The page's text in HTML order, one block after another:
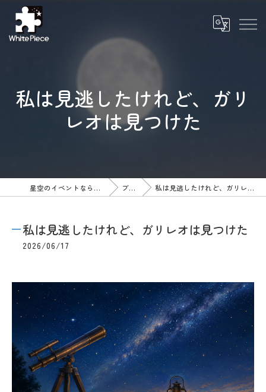
私は見逃したけれど、ガリ
レオは見つけた
星空のイベントならWhite Piece ブログ 私は見逃したけれど、ガリレオは見つけた
私は見逃したけれど、ガリレオは見つけた
2026/06/17